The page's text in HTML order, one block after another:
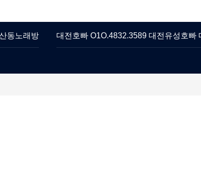
동노래방 대전호빠 O1O.4832.3589 대전유성호빠